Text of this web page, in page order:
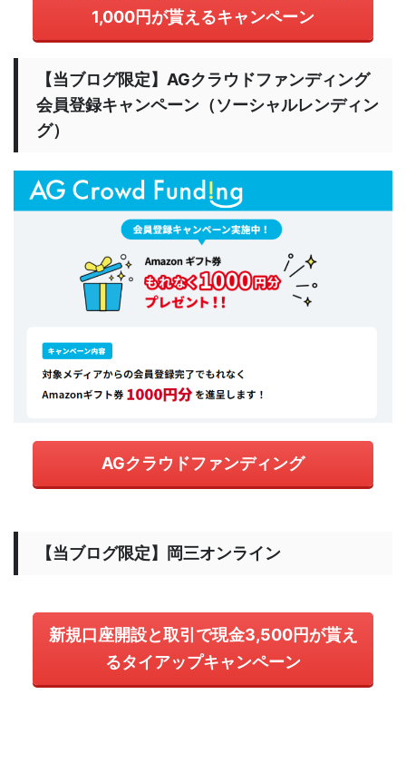
1,000円が貰えるキャンペーン
【当ブログ限定】AGクラウドファンディング
会員登録キャンペーン（ソーシャルレンディン
グ）
AGクラウドファンディング
【当ブログ限定】岡三オンライン
新規口座開設と取引で現金3,500円が貰え
るタイアップキャンペーン